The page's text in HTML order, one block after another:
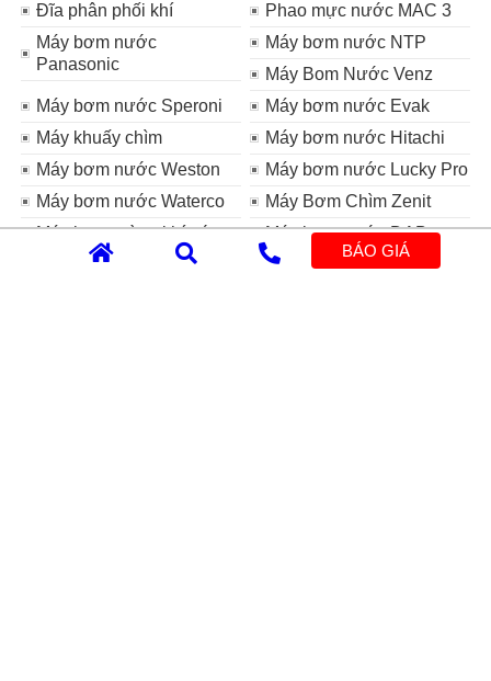
Đĩa phân phối khí
Phao mực nước MAC 3
Máy bơm nước
Panasonic
Máy bơm nước NTP
Máy Bom Nước Venz
Máy bơm nước Speroni
Máy bơm nước Evak
Máy khuấy chìm
Máy bơm nước Hitachi
Máy bơm nước Weston
Máy bơm nước Lucky Pro
Máy bơm nước Waterco
Máy Bơm Chìm Zenit
Máy bơm màng khí nén
YAMADA
Máy bơm nước DAB
Máy bơm nước Granfar
BÁO GIÁ